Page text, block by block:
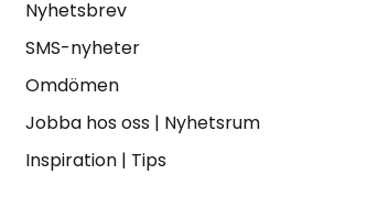
Nyhetsbrev
SMS-nyheter
Omdömen
Jobba hos oss| Nyhetsrum
Inspiration| Tips